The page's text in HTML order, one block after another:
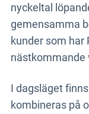
nyckeltal
gemensamma
kunder som har
nästkommande
I dagsläget
kombineras på